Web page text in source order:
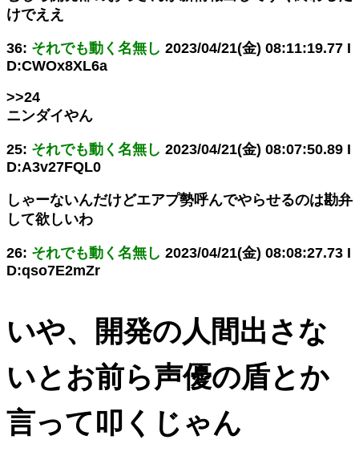
けでええ
36: それでも動く名無し 2023/04/21(金) 08:11:19.77 I
D:CWOx8XL6a
>>24
ニンダイやん
25: それでも動く名無し 2023/04/21(金) 08:07:50.89 I
D:A3v27FQL0
しゃーないんだけどエアプ勢呼んでやらせるのは勘弁
して欲しいわ
26: それでも動く名無し 2023/04/21(金) 08:08:27.73 I
D:qso7E2mZr
いや、開発の人間出さな
いとお前ら声優の盾とか
言って叩くじゃん